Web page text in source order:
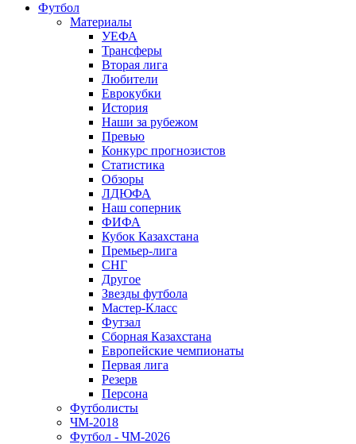
Футбол
Материалы
УЕФА
Трансферы
Вторая лига
Любители
Еврокубки
История
Наши за рубежом
Превью
Конкурс прогнозистов
Статистика
Обзоры
ЛДЮФА
Наш соперник
ФИФА
Кубок Казахстана
Премьер-лига
СНГ
Другое
Звезды футбола
Мастер-Класс
Футзал
Сборная Казахстана
Европейские чемпионаты
Первая лига
Резерв
Персона
Футболисты
ЧМ-2018
Футбол - ЧМ-2026